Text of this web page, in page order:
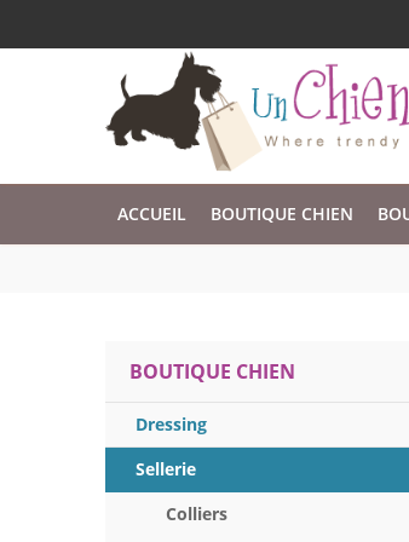
Accessoires & Design pour Chien, Chat, et
ACCUEIL BOUTIQUE CHIEN
BOUTIQUE CHIEN
Dressing
Sellerie
Colliers